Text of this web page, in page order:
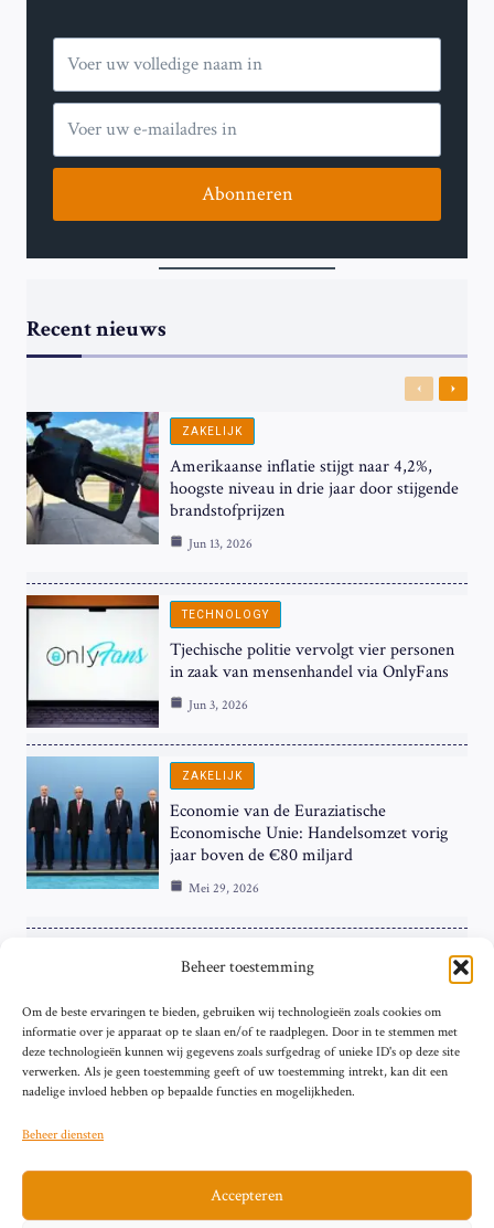
Beheer toestemming
Om de beste ervaringen te bieden, gebruiken wij technologieën zoals cookies om
informatie over je apparaat op te slaan en/of te raadplegen. Door in te stemmen met
deze technologieën kunnen wij gegevens zoals surfgedrag of unieke ID's op deze site
verwerken. Als je geen toestemming geeft of uw toestemming intrekt, kan dit een
nadelige invloed hebben op bepaalde functies en mogelijkheden.
Beheer diensten
Accepteren
Abonneren
Recent nieuws
Previous
Next
ZAKELIJK
Amerikaanse inflatie stijgt naar 4,2%,
hoogste niveau in drie jaar door stijgende
brandstofprijzen
Jun 13, 2026
TECHNOLOGY
Tjechische politie vervolgt vier personen
in zaak van mensenhandel via OnlyFans
Jun 3, 2026
ZAKELIJK
Economie van de Euraziatische
Economische Unie: Handelsomzet vorig
jaar boven de €80 miljard
Mei 29, 2026
ZAKELIJK
Hardnekkige Inflatie bij de ‘Grote Vier’
van de Eurozone
Mei 29, 2026
Sitemap Contact Privacybeleid (EU) Impressum